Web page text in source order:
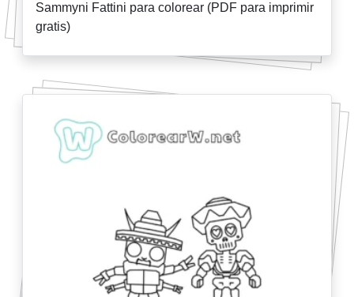
Sammyni Fattini para colorear (PDF para imprimir
gratis)